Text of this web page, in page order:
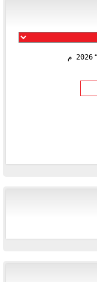
2026 م